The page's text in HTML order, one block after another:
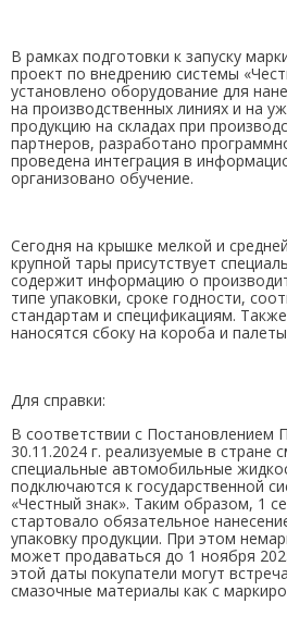
В рамках подготовки к запуску
проект по внедрению системы
установлено оборудование для
на производственных линиях и на
продукцию на складах при
партнеров, разработано
проведена интеграция в
организовано обучение.
Сегодня на крышке мелкой и
крупной тары присутствует
содержит информацию о
типе упаковки, сроке годности,
стандартам и спецификациям.
наносятся сбоку на короба и
Для справки:
В соответствии с Постановлением
30.11.2024 г. реализуемые в стране
специальные автомобильные
подключаются к государственной
«Честный знак». Таким образом, 1
стартовало обязательное
упаковку продукции. При этом
может продаваться до 1 ноября
этой даты покупатели могут
смазочные материалы как с